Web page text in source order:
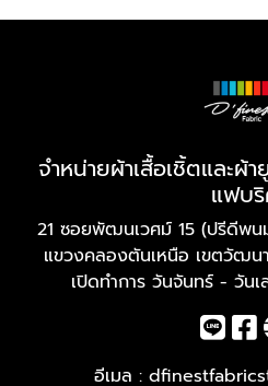
จำหน่ายผ้าเสื้อเชิ้ตและ
แฟบ
21 ซอยพัฒนเวศม์ 15 (ปรีดีพ
แขวงคลองตันเหนือ เขตวัฒน
เปิดทำการ วันจันทร์ - วัน
อีเมล :